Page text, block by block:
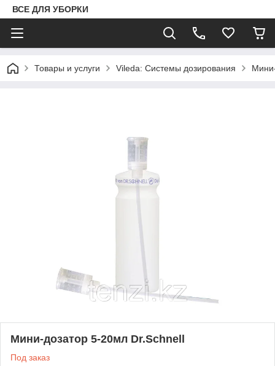
ВСЕ ДЛЯ УБОРКИ
Товары и услуги Vileda: Системы дозирования
Мини-дозатор 5-20мл Dr.Schnell
Под заказ